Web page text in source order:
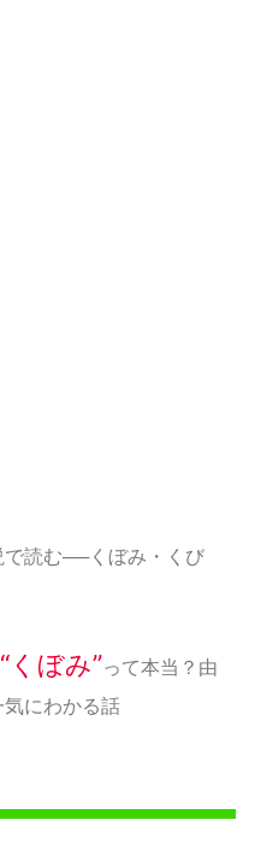
読む──くぼみ・くび
“くぼみ”って本当？由
にわかる話